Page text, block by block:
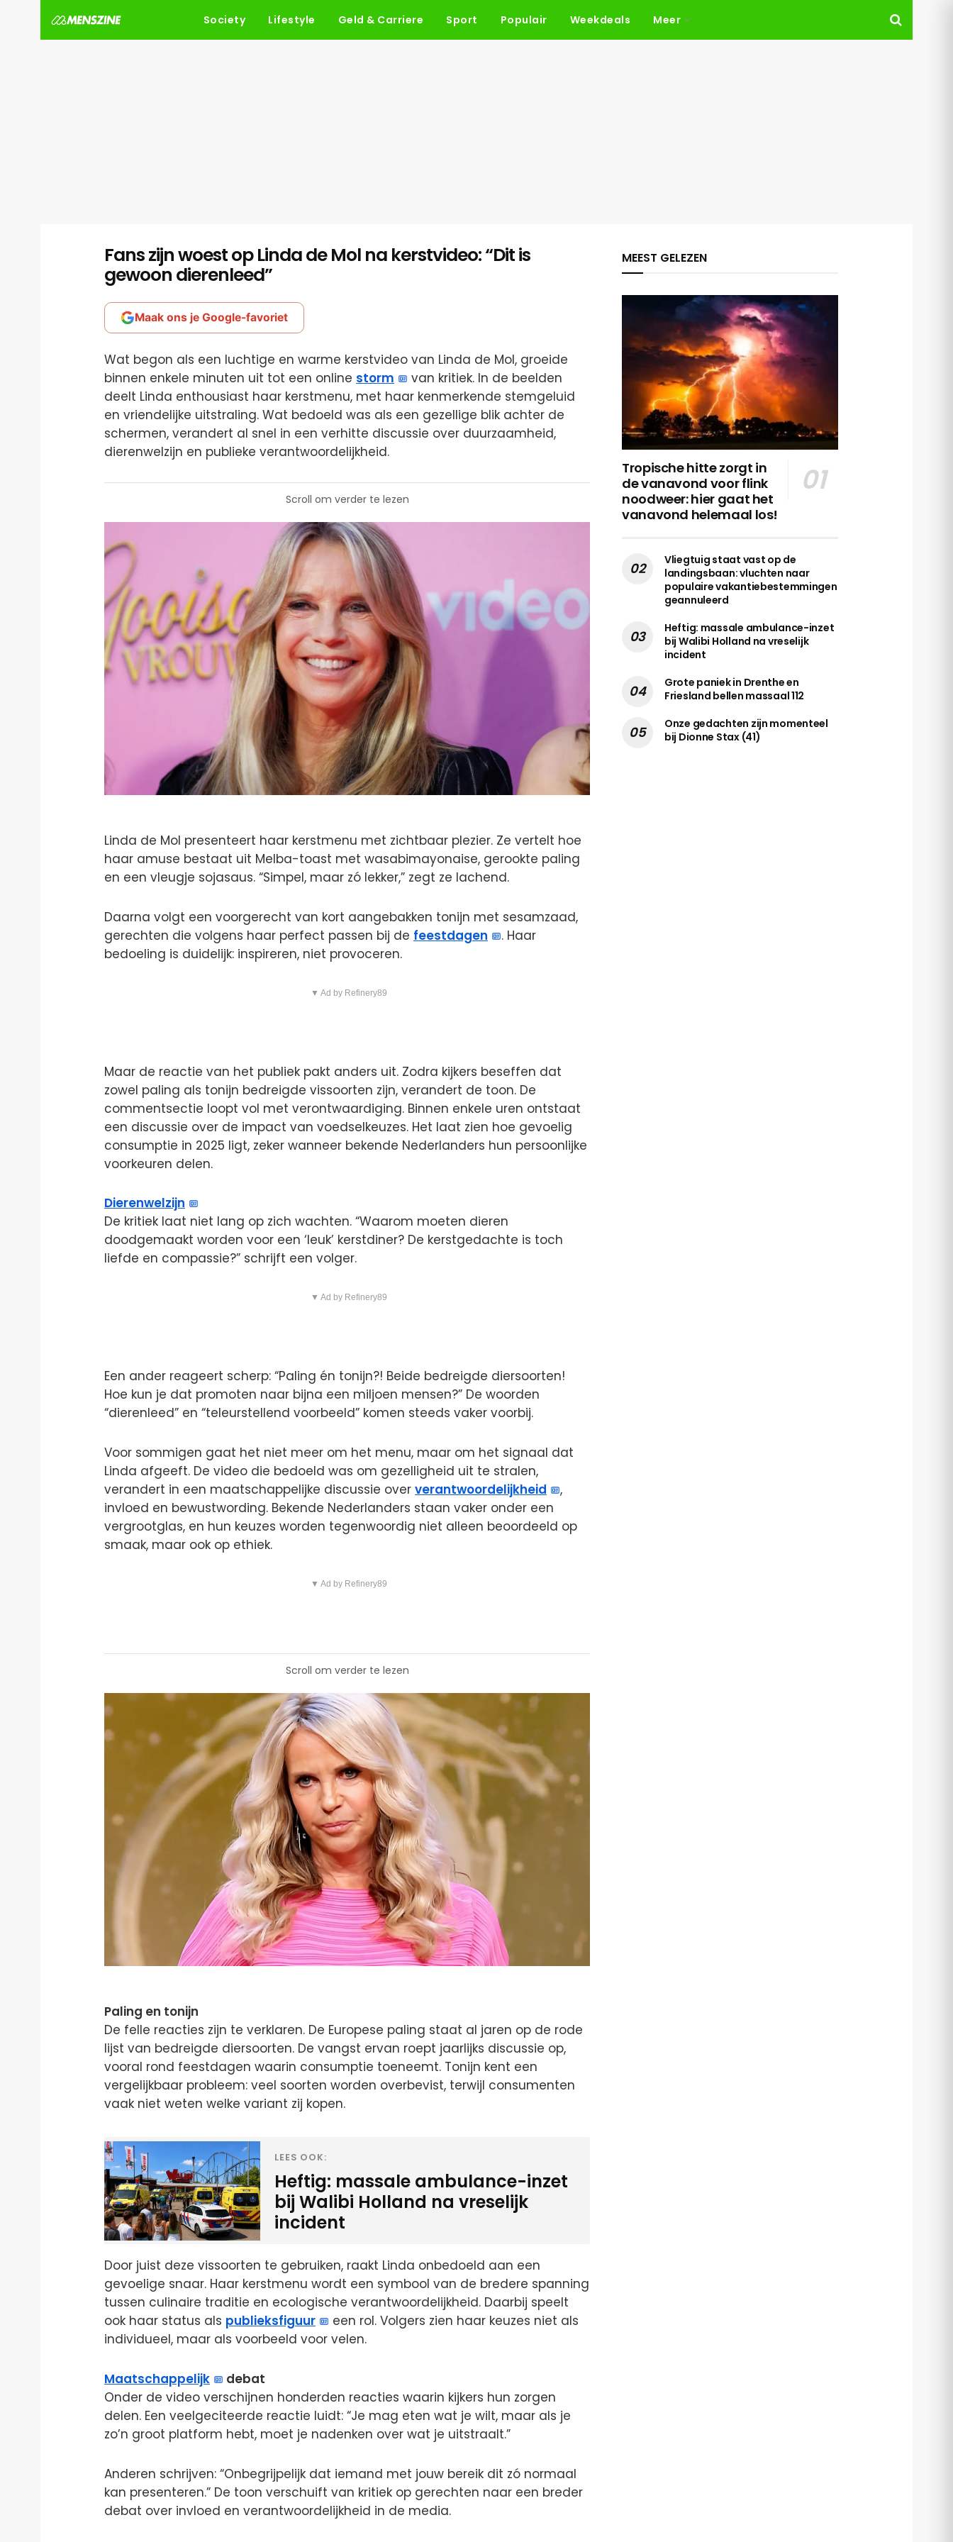
Society Lifestyle Geld & Carriere Sport Populair Weekdeals Meer
Fans zijn woest op Linda de Mol na kerstvideo: “Dit is
gewoon dierenleed”
Maak ons je Google-favoriet
Wat begon als een luchtige en warme kerstvideo van Linda de Mol, groeide
binnen enkele minuten uit tot een online storm
van kritiek. In de beelden
deelt Linda enthousiast haar kerstmenu, met haar kenmerkende stemgeluid
en vriendelijke uitstraling. Wat bedoeld was als een gezellige blik achter de
schermen, verandert al snel in een verhitte discussie over duurzaamheid,
dierenwelzijn en publieke verantwoordelijkheid.
Scroll om verder te lezen
Linda de Mol presenteert haar kerstmenu met zichtbaar plezier. Ze vertelt hoe
haar amuse bestaat uit Melba-toast met wasabimayonaise, gerookte paling
en een vleugje sojasaus. “Simpel, maar zó lekker,” zegt ze lachend.
Daarna volgt een voorgerecht van kort aangebakken tonijn met sesamzaad,
gerechten die volgens haar perfect passen bij de feestdagen
. Haar
bedoeling is duidelijk: inspireren, niet provoceren.
▼ Ad by Refinery89
Maar de reactie van het publiek pakt anders uit. Zodra kijkers beseffen dat
zowel paling als tonijn bedreigde vissoorten zijn, verandert de toon. De
commentsectie loopt vol met verontwaardiging. Binnen enkele uren ontstaat
een discussie over de impact van voedselkeuzes. Het laat zien hoe gevoelig
consumptie in 2025 ligt, zeker wanneer bekende Nederlanders hun persoonlijke
voorkeuren delen.
Dierenwelzijn
De kritiek laat niet lang op zich wachten. “Waarom moeten dieren
doodgemaakt worden voor een ‘leuk’ kerstdiner? De kerstgedachte is toch
liefde en compassie?” schrijft een volger.
▼ Ad by Refinery89
Een ander reageert scherp: “Paling én tonijn?! Beide bedreigde diersoorten!
Hoe kun je dat promoten naar bijna een miljoen mensen?” De woorden
“dierenleed” en “teleurstellend voorbeeld” komen steeds vaker voorbij.
Voor sommigen gaat het niet meer om het menu, maar om het signaal dat
Linda afgeeft. De video die bedoeld was om gezelligheid uit te stralen,
verandert in een maatschappelijke discussie over verantwoordelijkheid
,
invloed en bewustwording. Bekende Nederlanders staan vaker onder een
vergrootglas, en hun keuzes worden tegenwoordig niet alleen beoordeeld op
smaak, maar ook op ethiek.
▼ Ad by Refinery89
Scroll om verder te lezen
Paling en tonijn
De felle reacties zijn te verklaren. De Europese paling staat al jaren op de rode
lijst van bedreigde diersoorten. De vangst ervan roept jaarlijks discussie op,
vooral rond feestdagen waarin consumptie toeneemt. Tonijn kent een
vergelijkbaar probleem: veel soorten worden overbevist, terwijl consumenten
vaak niet weten welke variant zij kopen.
LEES OOK:
Heftig: massale ambulance-inzet
bij Walibi Holland na vreselijk
incident
Door juist deze vissoorten te gebruiken, raakt Linda onbedoeld aan een
gevoelige snaar. Haar kerstmenu wordt een symbool van de bredere spanning
tussen culinaire traditie en ecologische verantwoordelijkheid. Daarbij speelt
ook haar status als publieksfiguur
een rol. Volgers zien haar keuzes niet als
individueel, maar als voorbeeld voor velen.
Maatschappelijk
debat
Onder de video verschijnen honderden reacties waarin kijkers hun zorgen
delen. Een veelgeciteerde reactie luidt: “Je mag eten wat je wilt, maar als je
zo’n groot platform hebt, moet je nadenken over wat je uitstraalt.”
Anderen schrijven: “Onbegrijpelijk dat iemand met jouw bereik dit zó normaal
kan presenteren.” De toon verschuift van kritiek op gerechten naar een breder
debat over invloed en verantwoordelijkheid in de media.
MEEST GELEZEN
Tropische hitte zorgt in
de vanavond voor flink
noodweer: hier gaat het
vanavond helemaal los!
Vliegtuig staat vast op de
landingsbaan: vluchten naar
populaire vakantiebestemmingen
geannuleerd
Heftig: massale ambulance-inzet
bij Walibi Holland na vreselijk
incident
Grote paniek in Drenthe en
Friesland bellen massaal 112
Onze gedachten zijn momenteel
bij Dionne Stax (41)